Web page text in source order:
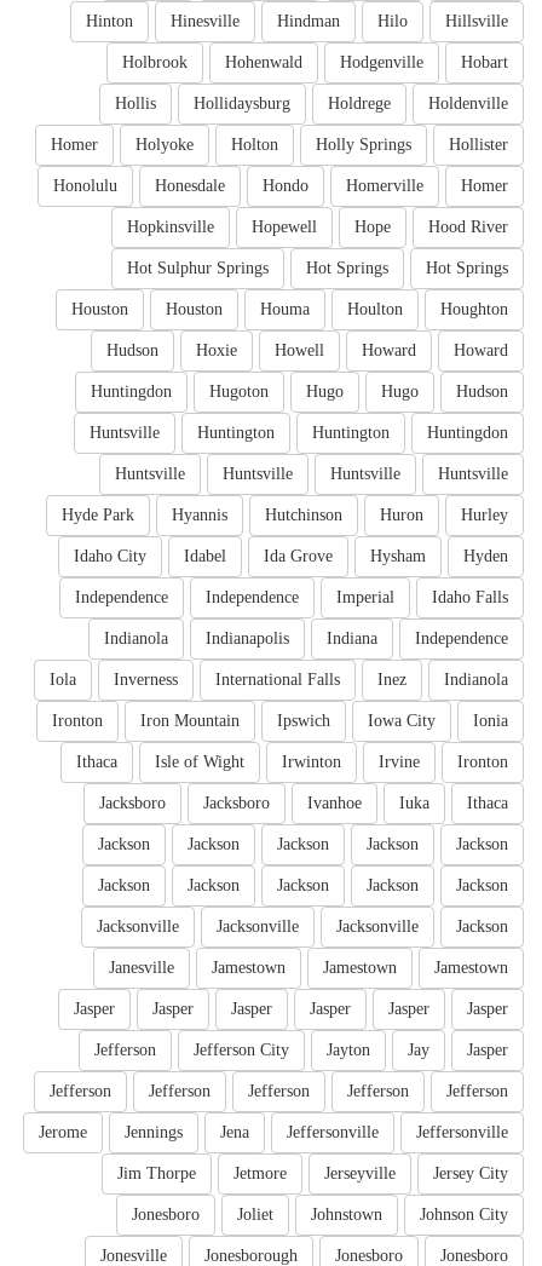
Hillsville
Hilo
Hindman
Hinesville
Hinton
Hobart
Hodgenville
Hohenwald
Holbrook
Holdenville
Holdrege
Hollidaysburg
Hollis
Hollister
Holly Springs
Holton
Holyoke
Homer
Homer
Homerville
Hondo
Honesdale
Honolulu
Hood River
Hope
Hopewell
Hopkinsville
Hot Springs
Hot Springs
Hot Sulphur Springs
Houghton
Houlton
Houma
Houston
Houston
Howard
Howard
Howell
Hoxie
Hudson
Hudson
Hugo
Hugo
Hugoton
Huntingdon
Huntingdon
Huntington
Huntington
Huntsville
Huntsville
Huntsville
Huntsville
Huntsville
Hurley
Huron
Hutchinson
Hyannis
Hyde Park
Hyden
Hysham
Ida Grove
Idabel
Idaho City
Idaho Falls
Imperial
Independence
Independence
Independence
Indiana
Indianapolis
Indianola
Indianola
Inez
International Falls
Inverness
Iola
Ionia
Iowa City
Ipswich
Iron Mountain
Ironton
Ironton
Irvine
Irwinton
Isle of Wight
Ithaca
Ithaca
Iuka
Ivanhoe
Jacksboro
Jacksboro
Jackson
Jackson
Jackson
Jackson
Jackson
Jackson
Jackson
Jackson
Jackson
Jackson
Jackson
Jacksonville
Jacksonville
Jacksonville
Jamestown
Jamestown
Jamestown
Janesville
Jasper
Jasper
Jasper
Jasper
Jasper
Jasper
Jasper
Jay
Jayton
Jefferson City
Jefferson
Jefferson
Jefferson
Jefferson
Jefferson
Jefferson
Jeffersonville
Jeffersonville
Jena
Jennings
Jerome
Jersey City
Jerseyville
Jetmore
Jim Thorpe
Johnson City
Johnstown
Joliet
Jonesboro
Jonesboro
Jonesboro
Jonesborough
Jonesville